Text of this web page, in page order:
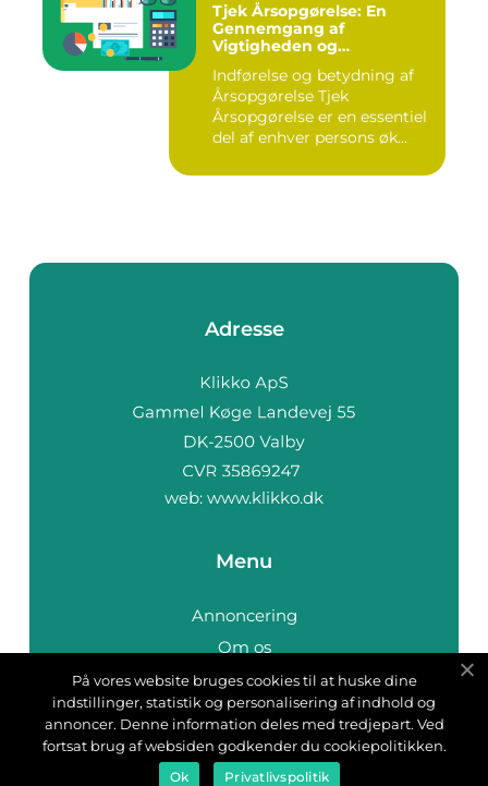
Tjek Årsopgørelse: En
Gennemgang af
Vigtigheden og
Indførelse og betydning af
Årsopgørelse Tjek
Årsopgørelse er en essentiel
del af enhver persons øk...
Adresse
web: www.klikko.dk
Menu
Annoncering
Om os
Cookies
Kontakt os
Sitemap
På vores website bruges cookies til at huske dine
indstillinger, statistik og personalisering af indhold og
annoncer. Denne information deles med tredjepart. Ved
fortsat brug af websiden godkender du cookiepolitikken.
Ok Privatlivspolitik